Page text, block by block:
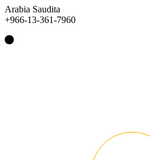
Arabia Saudita
+966-13-361-7960